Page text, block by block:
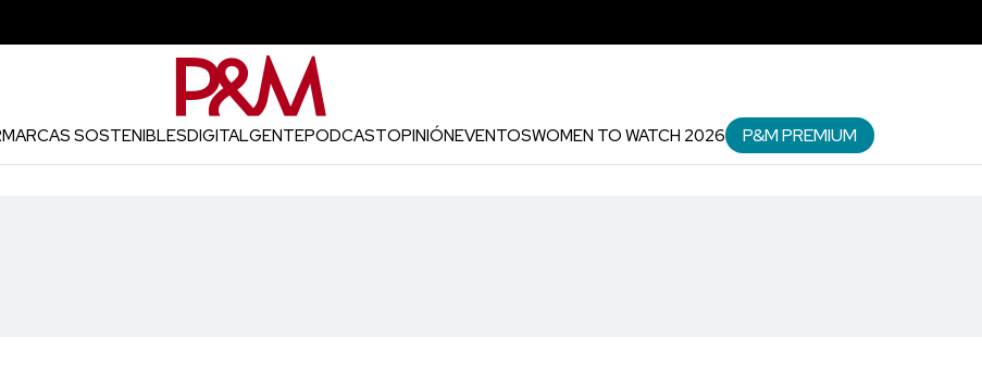
MARCAS SOSTENIBLESDIGITALGENTEPODCASTOPINIÓNEVENTOSWOMEN TO WATCH 2026 P&M PREMIUM